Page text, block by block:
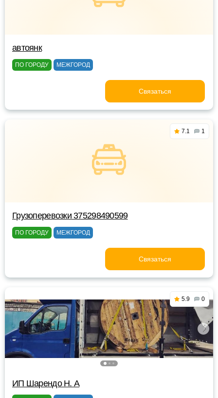
автоянк
ПО ГОРОДУ МЕЖГОРОД
Связаться
7.1 1
Грузоперевозки 375298490599
ПО ГОРОДУ МЕЖГОРОД
Связаться
5.9 0
ИП Шарендо Н. А